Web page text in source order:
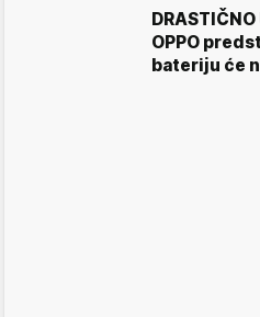
OPPO
bateriju će